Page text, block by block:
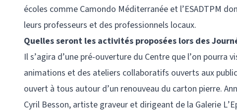
écoles comme Camondo Méditerranée et l’ESADTPM
leurs professeurs et des professionnels locaux.
Quelles seront les activités proposées lors des
Il s’agira d’une pré-ouverture du Centre que l’on
animations et des ateliers collaboratifs ouverts aux
ouvert à tous autour d’un renouveau du carton pierre.
Cyril Besson, artiste graveur et dirigeant de la Galerie